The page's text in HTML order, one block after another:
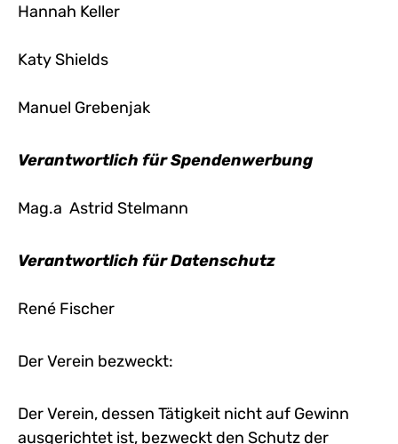
Hannah Keller
Katy Shields
Manuel Grebenjak
Verantwortlich für Spendenwerbung
Mag.a Astrid Stelmann
Verantwortlich für Datenschutz
René Fischer
Der Verein bezweckt:
Der Verein, dessen Tätigkeit nicht auf Gewinn
ausgerichtet ist, bezweckt den Schutz der